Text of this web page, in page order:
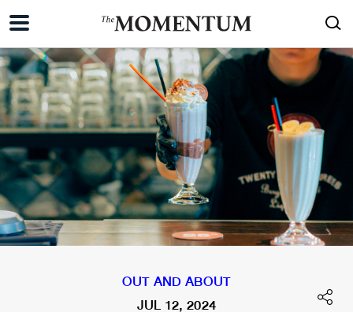
OUT AND ABOUT
JUL 12, 2024